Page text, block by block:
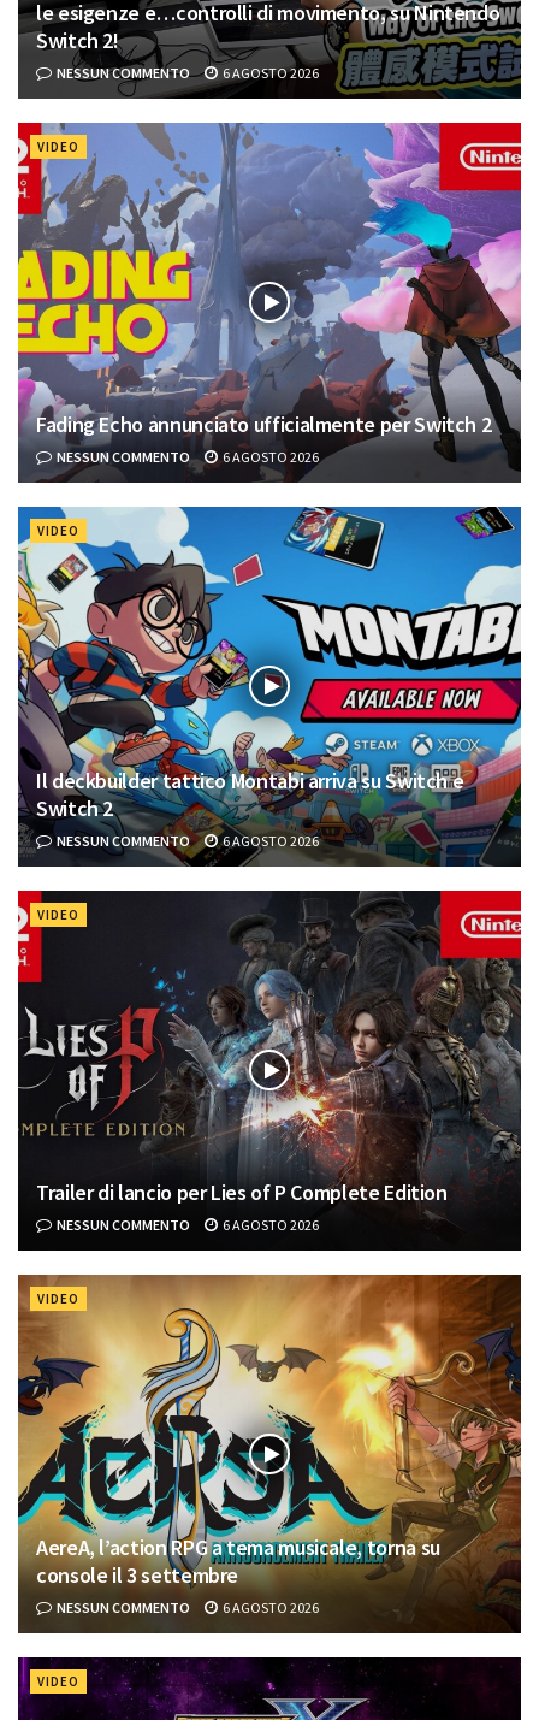
le esigenze e…controlli di movimento, su Nintendo
Switch 2!
NESSUN COMMENTO 6 AGOSTO 2026
VIDEO
Fading Echo annunciato ufficialmente per Switch 2
NESSUN COMMENTO 6 AGOSTO 2026
VIDEO
Il deckbuilder tattico Montabi arriva su Switch e
Switch 2
NESSUN COMMENTO 6 AGOSTO 2026
VIDEO
Trailer di lancio per Lies of P Complete Edition
NESSUN COMMENTO 6 AGOSTO 2026
VIDEO
AereA, l’action RPG a tema musicale, torna su
console il 3 settembre
NESSUN COMMENTO 6 AGOSTO 2026
VIDEO